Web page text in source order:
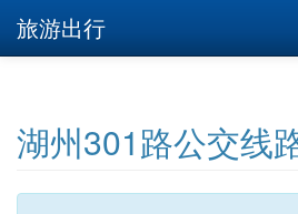
旅游出行
湖州301路公交线